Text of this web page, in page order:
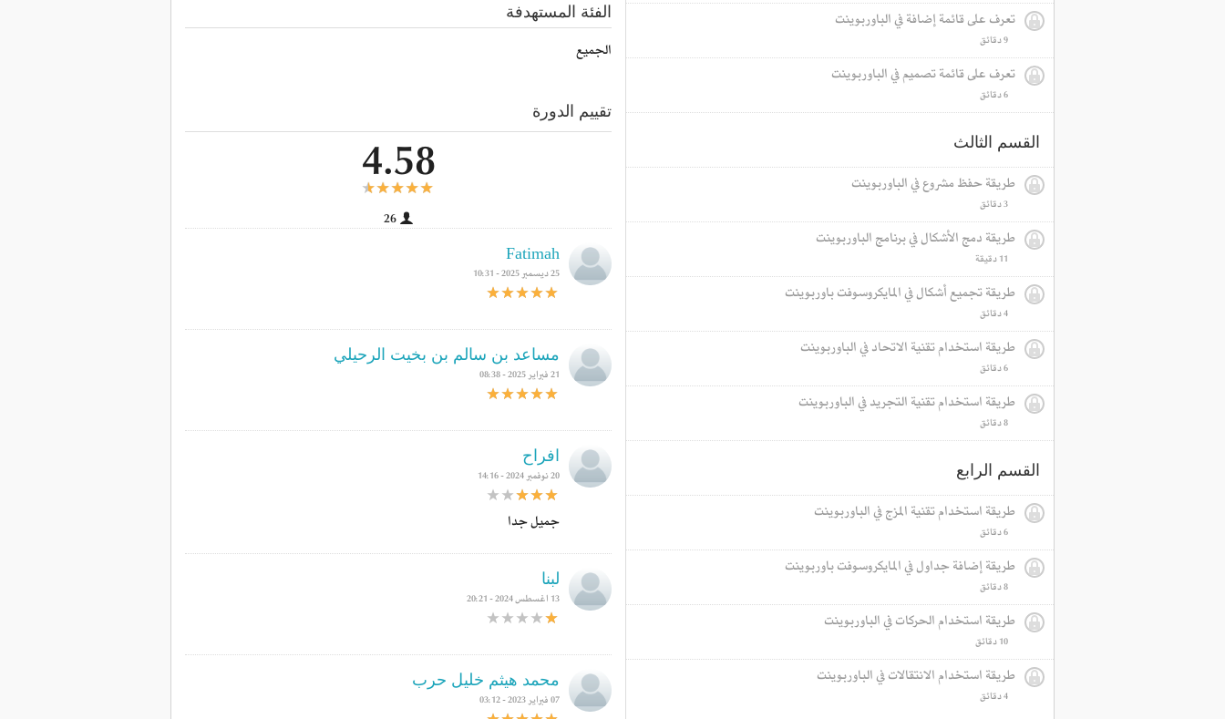
تعرف على قائمة إضافة في الباوربوينت
9 دقائق‎
تعرف على قائمة تصميم في الباوربوينت
6 دقائق‎
القسم الثالث
طريقة حفظ مشروع في الباوربوينت
3 دقائق‎
طريقة دمج الأشكال في برنامج الباوربوينت
11 دقيقة‎
طريقة تجميع أشكال في المايكروسوفت باوربوينت
4 دقائق‎
طريقة استخدام تقنية الاتحاد في الباوربوينت
6 دقائق‎
طريقة استخدام تقنية التجريد في الباوربوينت
8 دقائق‎
القسم الرابع
طريقة استخدام تقنية المزج في الباوربوينت
6 دقائق‎
طريقة إضافة جداول في المايكروسوفت باوربوينت
8 دقائق‎
طريقة استخدام الحركات في الباوربوينت
10 دقائق‎
طريقة استخدام الانتقالات في الباوربوينت
4 دقائق‎
الفئة المستهدفة
الجميع
تقييم الدورة
4.58
26
Fatimah
25 ديسمبر 2025 - 10:31
مساعد بن سالم بن بخيت الرحيلي
21 فبراير 2025 - 08:38
افراح
20 نوفمبر 2024 - 14:16
جميل جدا
لبنا
13 اغسطس 2024 - 20:21
محمد هيثم خليل حرب
07 فبراير 2023 - 03:12